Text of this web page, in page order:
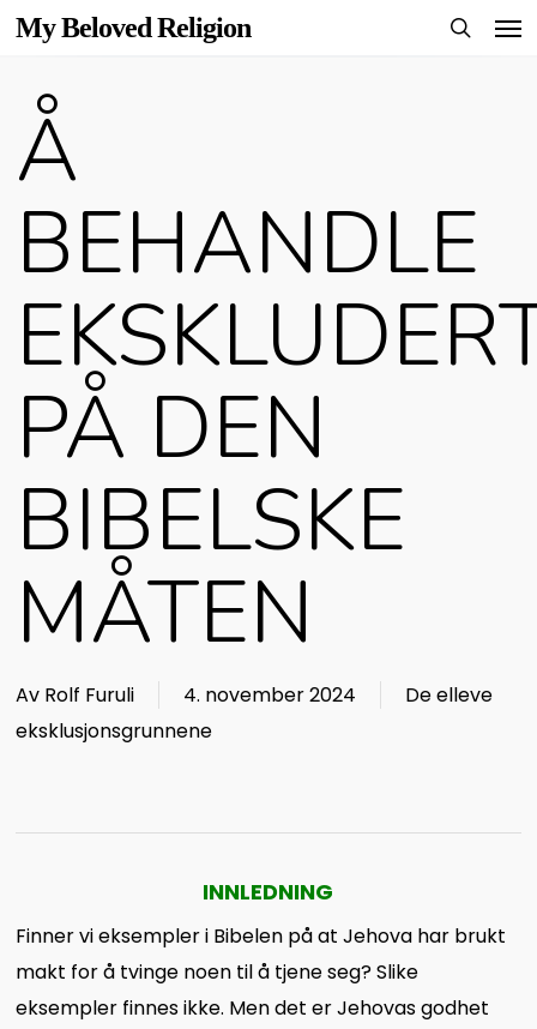
Skip
main
content
My Beloved Religion
Å
BEHANDLE
PÅ DEN
BIBELSKE
MÅTEN
Av Rolf Furuli 4. november 2024
De elleve
eksklusjonsgrunnene
INNLEDNING
Finner vi eksempler i Bibelen på at Jehova har brukt
makt for å tvinge noen til å tjene seg? Slike
eksempler finnes ikke. Men det er Jehovas godhet